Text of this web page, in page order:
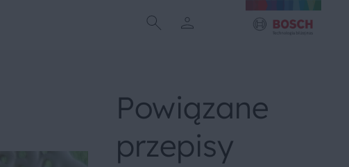
Powiązane
przepisy